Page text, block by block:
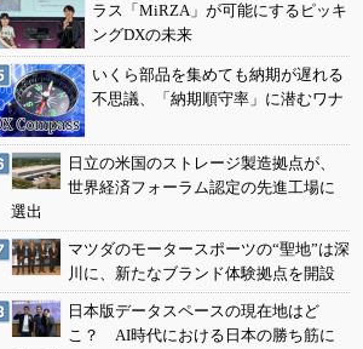
ラス「MiRZA」が可能にするピッキ
ングDXの未来
いくら部品を集めても納期が遅れる
不思議、「納期順守率」に潜むワナ
日立の米国のストレージ製造拠点が、
世界経済フォーラム認定の先進工場に
選出
マツダのモータースポーツの“聖地”は深
川に、新たなブランド体験拠点を開設
日本版データスペースの現在地はど
こ？ AI時代における日本の勝ち筋に